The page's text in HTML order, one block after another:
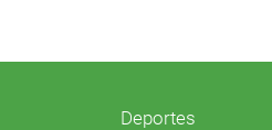
Deportes